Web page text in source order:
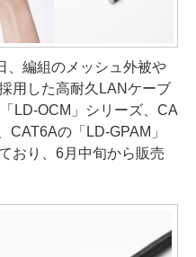
編組のメッシュ外被や
用した高耐久LANケーブ
LD-OCM」シリーズ、CA
の「LD-GPAM」
おり、6月中旬から販売